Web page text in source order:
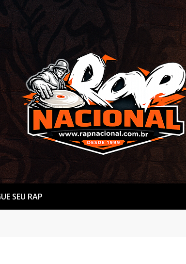
SEU RAP